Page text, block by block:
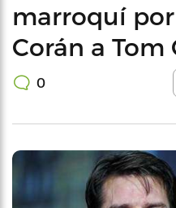
marroquí
Corán a Tom
0